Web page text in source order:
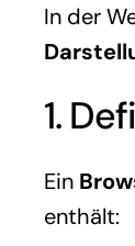
In der
1.
Ein
enthält: